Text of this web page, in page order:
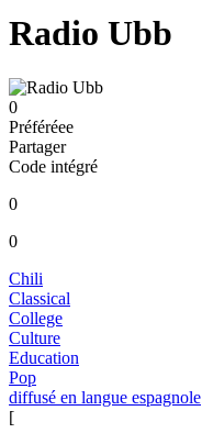
Radio Ubb
0
Préféréeе
Partager
Code intégré
0
0
Chili
Classical
College
Culture
Education
Pop
diffusé en langue espagnole
[